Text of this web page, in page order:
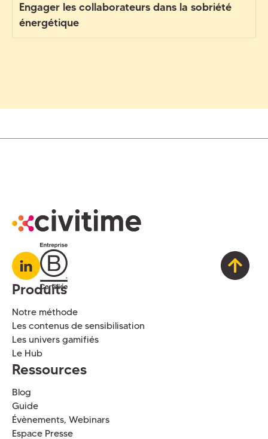
Engager les collaborateurs dans la sobriété
énergétique
Produits
Notre méthode
Les contenus de sensibilisation
Les univers gamifiés
Le Hub
Ressources
Blog
Guide
Évènements, Webinars
Espace Presse